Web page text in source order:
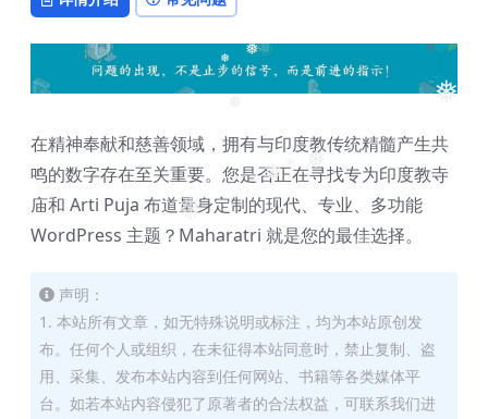
❅
❅
❅
❅
❅
❅
在精神奉献和慈善领域，拥有与印度教传统精髓产生共
鸣的数字存在至关重要。您是否正在寻找专为印度教寺
庙和 Arti Puja 布道量身定制的现代、专业、多功能
WordPress 主题？Maharatri 就是您的最佳选择。
声明：
1. 本站所有文章，如无特殊说明或标注，均为本站原创发
布。任何个人或组织，在未征得本站同意时，禁止复制、盗
用、采集、发布本站内容到任何网站、书籍等各类媒体平
台。如若本站内容侵犯了原著者的合法权益，可联系我们进